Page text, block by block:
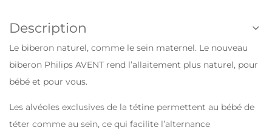
Description
Le biberon naturel, comme le sein maternel. Le nouveau
biberon Philips AVENT rend l’allaitement plus naturel, pour
bébé et pour vous.
Les alvéoles exclusives de la tétine permettent au bébé de
téter comme au sein, ce qui facilite l’alternance